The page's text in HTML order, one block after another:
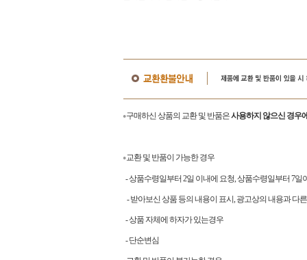
●구매하신 상품의 교환 및 반품은사용하지 않으신 경우
●교환 및 반품이 가능한 경우
- 상품수령일부터 2일 이내에 요청, 상품수령일부터 7
- 받아보신 상품 등의 내용이 표시, 광고상의 내용과 다
- 상품 자체에 하자가 있는경우
- 단순변심